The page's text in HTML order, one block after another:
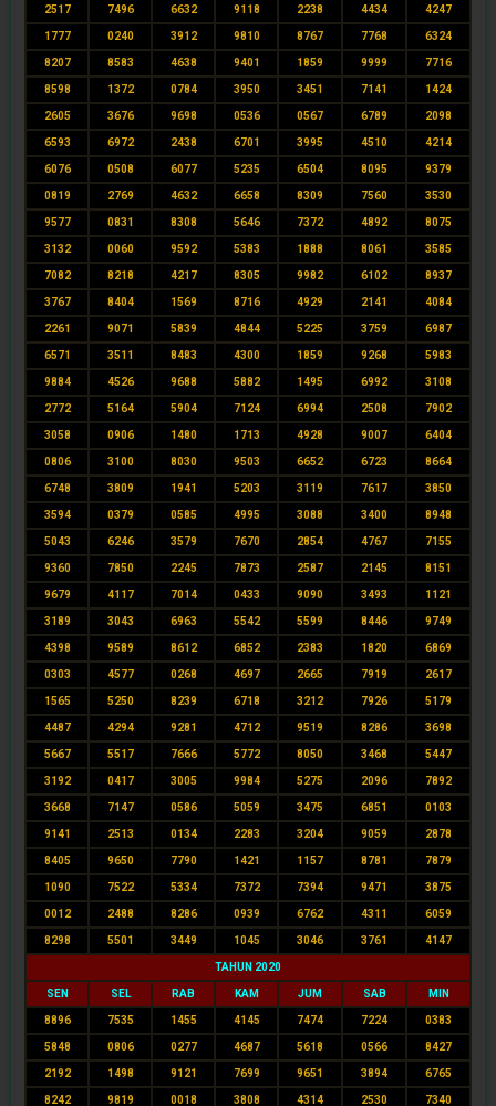
2517 7496 6632 9118 2238 4434 4247
1777 0240 3912 9810 8767 7768 6324
8207 8583 4638 9401 1859 9999 7716
8598 1372 0784 3950 3451 7141 1424
2605 3676 9698 0536 0567 6789 2098
6593 6972 2438 6701 3995 4510 4214
6076 0508 6077 5235 6504 8095 9379
0819 2769 4632 6658 8309 7560 3530
9577 0831 8308 5646 7372 4892 8075
3132 0060 9592 5383 1888 8061 3585
7082 8218 4217 8305 9982 6102 8937
3767 8404 1569 8716 4929 2141 4084
2261 9071 5839 4844 5225 3759 6987
6571 3511 8483 4300 1859 9268 5983
9884 4526 9688 5882 1495 6992 3108
2772 5164 5904 7124 6994 2508 7902
3058 0906 1480 1713 4928 9007 6404
0806 3100 8030 9503 6652 6723 8664
6748 3809 1941 5203 3119 7617 3850
3594 0379 0585 4995 3088 3400 8948
5043 6246 3579 7670 2854 4767 7155
9360 7850 2245 7873 2587 2145 8151
9679 4117 7014 0433 9090 3493 1121
3189 3043 6963 5542 5599 8446 9749
4398 9589 8612 6852 2383 1820 6869
0303 4577 0268 4697 2665 7919 2617
1565 5250 8239 6718 3212 7926 5179
4487 4294 9281 4712 9519 8286 3698
5667 5517 7666 5772 8050 3468 5447
3192 0417 3005 9984 5275 2096 7892
3668 7147 0586 5059 3475 6851 0103
9141 2513 0134 2283 3204 9059 2878
8405 9650 7790 1421 1157 8781 7879
1090 7522 5334 7372 7394 9471 3875
0012 2488 8286 0939 6762 4311 6059
8298 5501 3449 1045 3046 3761 4147
TAHUN 2020
SEN SEL RAB KAM JUM SAB MIN
8896 7535 1455 4145 7474 7224 0383
5848 0806 0277 4687 5618 0566 8427
2192 1498 9121 7699 9651 3894 6765
8242 9819 0018 3808 4314 2530 7340